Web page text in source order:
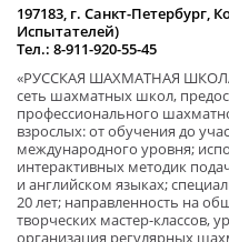
197183, г. Санкт-Петербург,
Испытателей)
Тел.: 8-911-920-55-45
«РУССКАЯ ШАХМАТНАЯ
сеть шахматных школ,
профессионального
взрослых: от обучения до
международного уровня;
интерактивных методик
и английском языках;
20 лет; направленность на
творческих мастер-классов,
организация регулярных